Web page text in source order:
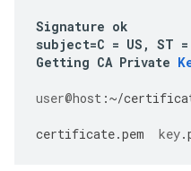
Signature ok
subject=C = US , ST =
Getting CA Private
user@host :~/
certificate.pem key.